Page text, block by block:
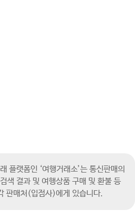
플랫폼인 ‘여행거래소’는 통신판매의
색 결과 및 여행상품 구매 및 환불 등
판매처(입점사)에게 있습니다.